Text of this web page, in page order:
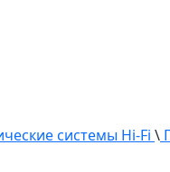
системы Hi-Fi \